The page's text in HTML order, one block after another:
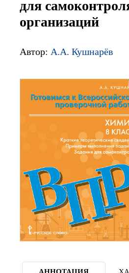
для
организаций
Автор: А.А. Кушнарёв
АННОТАЦИЯ